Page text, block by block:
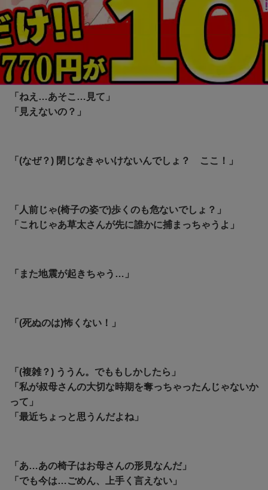
すずめの戸締まり
「ねえ…あそこ…見て」
「見えないの？」
「(なぜ？) 閉じなきゃいけないんでしょ？ ここ！」
「人前じゃ(椅子の姿で)歩くのも危ないでしょ？」
「これじゃあ草太さんが先に誰かに捕まっちゃうよ」
「また地震が起きちゃう…」
「(死ぬのは)怖くない！」
「(複雑？) ううん。でももしかしたら」
「私が叔母さんの大切な時期を奪っちゃったんじゃないか
って」
「最近ちょっと思うんだよね」
「あ…あの椅子はお母さんの形見なんだ」
「でも今は…ごめん、上手く言えない」